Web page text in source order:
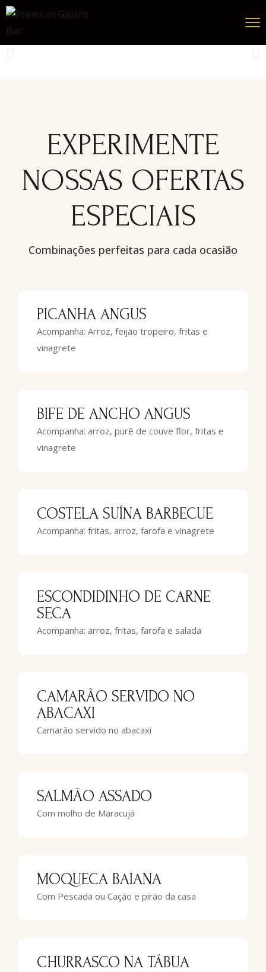
EXPERIMENTE
NOSSAS OFERTAS
ESPECIAIS
Combinações perfeitas para cada ocasião
PICANHA ANGUS
Acompanha: Arroz, feijão tropeiro, fritas e
vinagrete
BIFE DE ANCHO ANGUS
Acompanha: arroz, purê de couve flor, fritas e
vinagrete
COSTELA SUÍNA BARBECUE
Acompanha: fritas, arroz, farofa e vinagrete
ESCONDIDINHO DE CARNE
SECA
Acompanha: arroz, fritas, farofa e salada
CAMARÃO SERVIDO NO
ABACAXI
Camarão servido no abacaxi
SALMÃO ASSADO
Com molho de Maracujá
MOQUECA BAIANA
Com Pescada ou Cação e pirão da casa
CHURRASCO NA TÁBUA